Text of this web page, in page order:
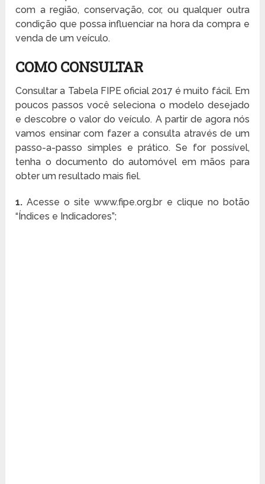
com a região, conservação, cor, ou qualquer outra
condição que possa influenciar na hora da compra e
venda de um veículo.
COMO CONSULTAR
Consultar a Tabela FIPE oficial 2017 é muito fácil. Em
poucos passos você seleciona o modelo desejado
e descobre o valor do veículo. A partir de agora nós
vamos ensinar com fazer a consulta através de um
passo-a-passo simples e prático. Se for possível,
tenha o documento do automóvel em mãos para
obter um resultado mais fiel.
1.Acesse o site www.fipe.org.br e clique no botão
“Índices e Indicadores”;